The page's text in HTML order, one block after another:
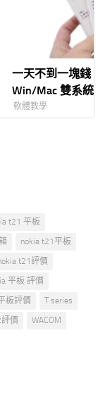
一天不到一塊錢
Win/Mac 雙系統
險使用盜版軟體 (
軟體教學
t21 平板
nokia t21平板
t21評價
平板 評價
板評價
T series
價 WACOM